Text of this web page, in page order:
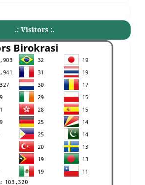
.: Visitors :.